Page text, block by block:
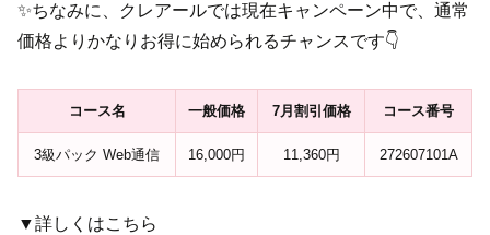
✨ちなみに、クレアールでは現在キャンペーン中で、通常
価格よりかなりお得に始められるチャンスです👇
コース名 一般価格 7月割引価格 コース番号
3級パック Web通信 16,000円 11,360円 272607101A
▼詳しくはこちら